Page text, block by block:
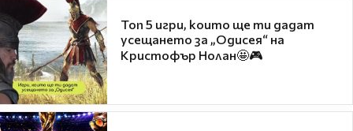
Топ 5 игри, които ще ти дадат
усещането за „Одисея“ на
Кристофър Нолан🤩🎮